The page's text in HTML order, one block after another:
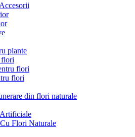
plante
flori
flori
flori
din flori naturale
Flori Naturale